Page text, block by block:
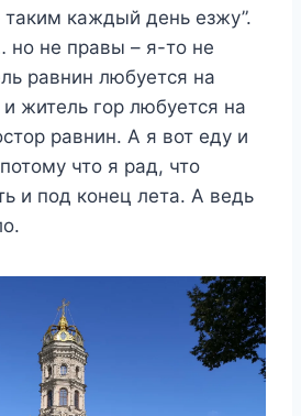
таким каждый день езжу”.
но не правы – я-то не
равнин любуется на
житель гор любуется на
равнин. А я вот еду и
что я рад, что
и под конец лета. А ведь